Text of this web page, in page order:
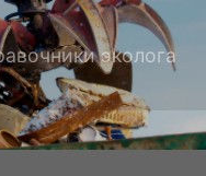
эколога